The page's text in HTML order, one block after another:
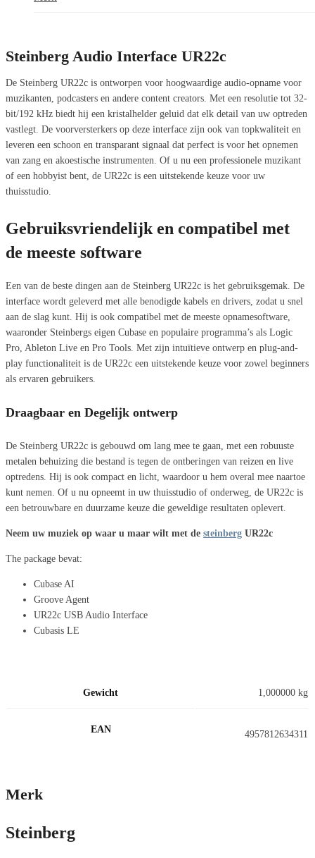
Steinberg Audio Interface UR22c
De Steinberg UR22c is ontworpen voor hoogwaardige audio-opname voor
muzikanten, podcasters en andere content creators. Met een resolutie tot 32-
bit/192 kHz biedt hij een kristalhelder geluid dat elk detail van uw optreden
vastlegt. De voorversterkers op deze interface zijn ook van topkwaliteit en
leveren een schoon en transparant signaal dat perfect is voor het opnemen
van zang en akoestische instrumenten. Of u nu een professionele muzikant
of een hobbyist bent, de UR22c is een uitstekende keuze voor uw
thuisstudio.
Gebruiksvriendelijk en compatibel met
de meeste software
Een van de beste dingen aan de Steinberg UR22c is het gebruiksgemak. De
interface wordt geleverd met alle benodigde kabels en drivers, zodat u snel
aan de slag kunt. Hij is ook compatibel met de meeste opnamesoftware,
waaronder Steinbergs eigen Cubase en populaire programma’s als Logic
Pro, Ableton Live en Pro Tools. Met zijn intuïtieve ontwerp en plug-and-
play functionaliteit is de UR22c een uitstekende keuze voor zowel beginners
als ervaren gebruikers.
Draagbaar en Degelijk ontwerp
De Steinberg UR22c is gebouwd om lang mee te gaan, met een robuuste
metalen behuizing die bestand is tegen de ontberingen van reizen en live
optredens. Hij is ook compact en licht, waardoor u hem overal mee naartoe
kunt nemen. Of u nu opneemt in uw thuisstudio of onderweg, de UR22c is
een betrouwbare en duurzame keuze die geweldige resultaten oplevert.
Neem uw muziek op waar u maar wilt met de steinberg UR22c
The package bevat:
Cubase AI
Groove Agent
UR22c USB Audio Interface
Cubasis LE
Gewicht 1,000000 kg
EAN 4957812634311
Merk
Steinberg